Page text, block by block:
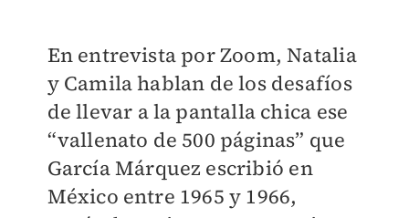
En entrevista por Zoom, Natalia
y Camila hablan de los desafíos
de llevar a la pantalla chica ese
“vallenato de 500 páginas” que
García Márquez escribió en
México entre 1965 y 1966,